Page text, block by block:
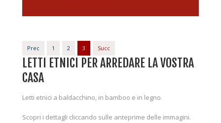
Prec 1 2 3 Succ
LETTI ETNICI PER ARREDARE LA VOSTRA
CASA
Letti etnici a baldacchino, in bamboo e in legno.
Scopri i dettagli cliccando sulle anteprime delle immagini.